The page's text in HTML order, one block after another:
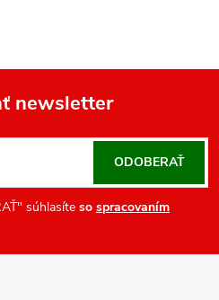
newsletter
súhlasíte so spracovaním
ODOBERAŤ